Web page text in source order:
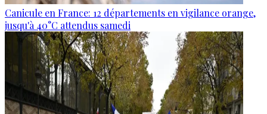
Canicule en France: 12 départements en vigilance orange,
jusqu'à 40°C attendus samedi